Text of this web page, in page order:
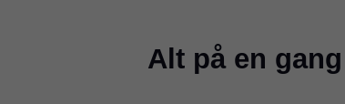
Alt på en gang